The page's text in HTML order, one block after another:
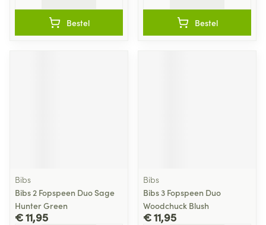
Bestel Bestel
Bibs
Bibs 2 Fopspeen Duo Sage
Hunter Green
€ 11,95
Bibs
Bibs 3 Fopspeen Duo
Woodchuck Blush
€ 11,95